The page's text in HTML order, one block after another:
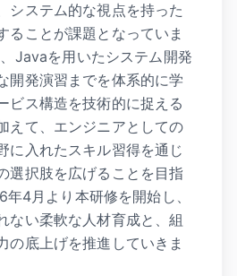
システム的な視点を持った
ることが課題となっていま
Javaを用いたシステム開発
開発演習までを体系的に学
ビス構造を技術的に捉える
えて、エンジニアとしての
に入れたスキル習得を通じ
選択肢を広げることを目指
4月より本研修を開始し、
ない柔軟な人材育成と、組
の底上げを推進していきま